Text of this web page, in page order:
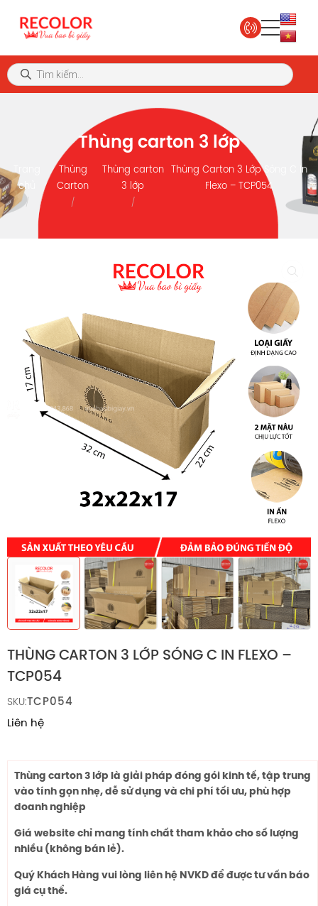
Thùng carton 3 lớp
Trang
chủ
Thùng
Carton
Thùng carton
3 lớp
Thùng Carton 3 Lớp Sóng C In
Flexo – TCP054
THÙNG CARTON 3 LỚP SÓNG C IN FLEXO –
TCP054
SKU:TCP054
Liên hệ
Thùng carton 3 lớp là giải pháp đóng gói kinh tế, tập trung
vào tính gọn nhẹ, dễ sử dụng và chi phí tối ưu, phù hợp
doanh nghiệp
Giá website chỉ mang tính chất tham khảo cho số lượng
nhiều (không bán lẻ).
Quý Khách Hàng vui lòng liên hệ NVKD để được tư vấn báo
giá cụ thể.